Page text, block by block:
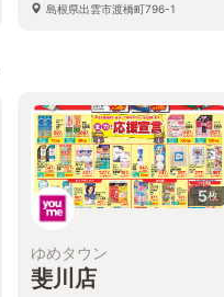
島根県出雲市渡橋町796-1
5枚
ゆめタウン
斐川店